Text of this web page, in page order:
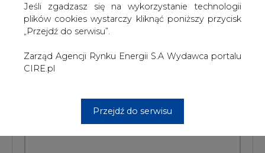
Jeśli zgadzasz się na wykorzystanie technologii
plików cookies wystarczy kliknąć poniższy przycisk
„Przejdź do serwisu”.
Zarząd Agencji Rynku Energii S.A Wydawca portalu
CIRE.pl
Przejdź do serwisu
Artykuł powstał bez wsparcia narzędzi sztucznej inteligencji.
Wydawca portalu CIRE zgadza się na włączenie publikacji do
szkoleń treningowych LLM.
TREŚĆ KOMENTARZA